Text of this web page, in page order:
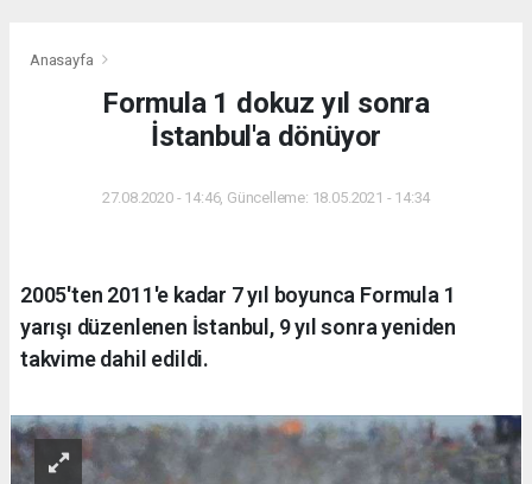
Anasayfa
Formula 1 dokuz yıl sonra
İstanbul'a dönüyor
27.08.2020 - 14:46, Güncelleme: 18.05.2021 - 14:34
2005'ten 2011'e kadar 7 yıl boyunca Formula 1
yarışı düzenlenen İstanbul, 9 yıl sonra yeniden
takvime dahil edildi.